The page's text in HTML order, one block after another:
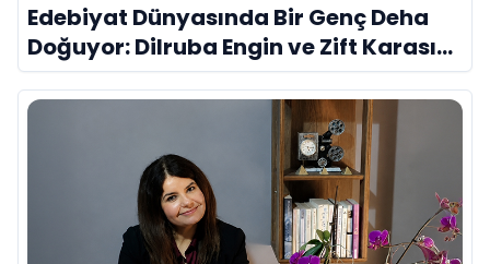
Edebiyat Dünyasında Bir Genç Deha
Doğuyor: Dilruba Engin ve Zift Karası
Evreni ‘AVENOİR’